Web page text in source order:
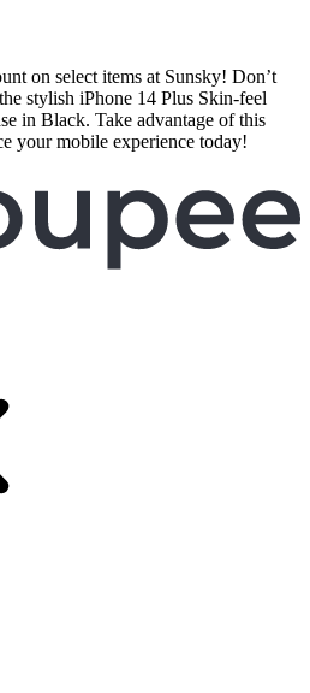
on select items at Sunsky! Don’t
stylish iPhone 14 Plus Skin-feel
in Black. Take advantage of this
your mobile experience today!